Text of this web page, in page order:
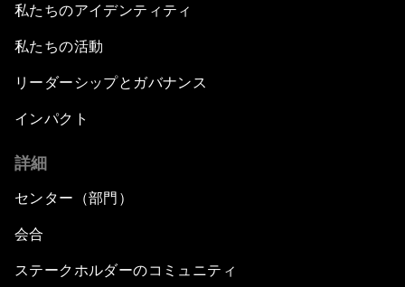
私たちのアイデンティティ
私たちの活動
リーダーシップとガバナンス
インパクト
詳細
センター（部門）
会合
ステークホルダーのコミュニティ